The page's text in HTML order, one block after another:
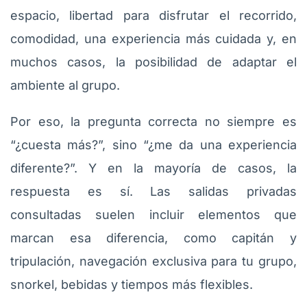
espacio, libertad para disfrutar el recorrido,
comodidad, una experiencia más cuidada y, en
muchos casos, la posibilidad de adaptar el
ambiente al grupo.
Por eso, la pregunta correcta no siempre es
“¿cuesta más?”, sino “¿me da una experiencia
diferente?”. Y en la mayoría de casos, la
respuesta es sí. Las salidas privadas
consultadas suelen incluir elementos que
marcan esa diferencia, como capitán y
tripulación, navegación exclusiva para tu grupo,
snorkel, bebidas y tiempos más flexibles.